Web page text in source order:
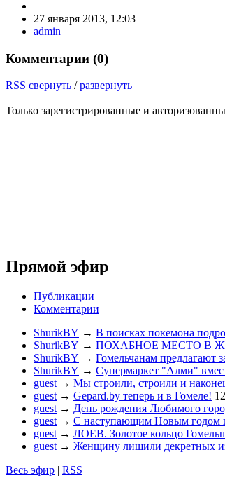
27 января 2013, 12:03
admin
Комментарии (0)
RSS свернуть /развернуть
Только зарегистрированные и
Прямой эфир
Публикации
Комментарии
ShurikBY → В поисках покемона
ShurikBY → ПОХАБНОЕ МЕСТО В
ShurikBY → Гомельчанам предлагают
ShurikBY → Супермаркет "Алми"
guest → Мы строили, строили и
guest → Gepard.by теперь и в Гомеле! 12
guest → День рождения Любимого
guest → С наступающим Новым годом
guest → ЛОЕВ. Золотое кольцо
guest → Женщину лишили декретных
Весь эфир | RSS